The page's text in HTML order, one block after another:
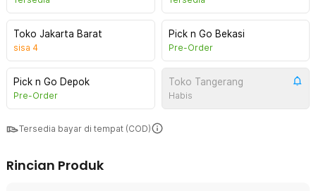
Toko Jakarta Barat
sisa 4
Pick n Go Bekasi
Pre-Order
Pick n Go Depok
Pre-Order
Toko Tangerang
Habis
Tersedia bayar di tempat (COD)
Rincian Produk